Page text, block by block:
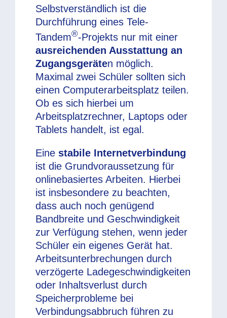
Selbstverständlich ist die
Durchführung eines Tele-
Tandem®-Projekts nur mit einer
ausreichenden Ausstattung an
Zugangsgeräten möglich.
Maximal zwei Schüler sollten sich
einen Computerarbeitsplatz teilen.
Ob es sich hierbei um
Arbeitsplatzrechner, Laptops oder
Tablets handelt, ist egal.
Eine stabile Internetverbindung
ist die Grundvoraussetzung für
onlinebasiertes Arbeiten. Hierbei
ist insbesondere zu beachten,
dass auch noch genügend
Bandbreite und Geschwindigkeit
zur Verfügung stehen, wenn jeder
Schüler ein eigenes Gerät hat.
Arbeitsunterbrechungen durch
verzögerte Ladegeschwindigkeiten
oder Inhaltsverlust durch
Speicherprobleme bei
Verbindungsabbruch führen zu